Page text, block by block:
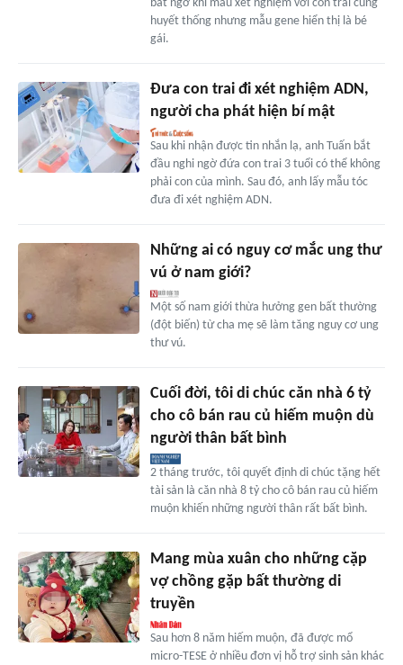
bất ngờ khi mẫu xét nghiệm với con trai cùng
huyết thống nhưng mẫu gene hiển thị là bé
gái.
Đưa con trai đi xét nghiệm ADN,
người cha phát hiện bí mật
Sau khi nhận được tin nhắn lạ, anh Tuấn bắt
đầu nghi ngờ đứa con trai 3 tuổi có thể không
phải con của mình. Sau đó, anh lấy mẫu tóc
đưa đi xét nghiệm ADN.
Những ai có nguy cơ mắc ung thư
vú ở nam giới?
Một số nam giới thừa hưởng gen bất thường
(đột biến) từ cha mẹ sẽ làm tăng nguy cơ ung
thư vú.
Cuối đời, tôi di chúc căn nhà 6 tỷ
cho cô bán rau củ hiếm muộn dù
người thân bất bình
2 tháng trước, tôi quyết định di chúc tặng hết
tài sản là căn nhà 8 tỷ cho cô bán rau củ hiếm
muộn khiến những người thân rất bất bình.
Mang mùa xuân cho những cặp
vợ chồng gặp bất thường di
truyền
Sau hơn 8 năm hiếm muộn, đã được mổ
micro-TESE ở nhiều đơn vị hỗ trợ sinh sản khác